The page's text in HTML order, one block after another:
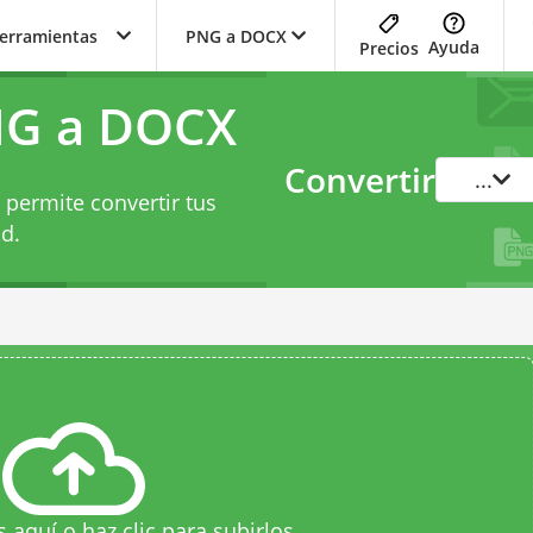
PNG a DOCX
Precios Ayuda
a DOCX
convertir tus
Convertir ...